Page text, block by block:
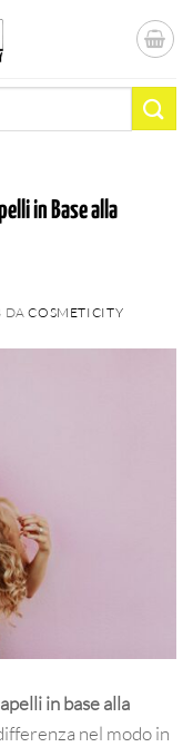
in Base alla
DACOSMETICITY
in base alla
nel modo in